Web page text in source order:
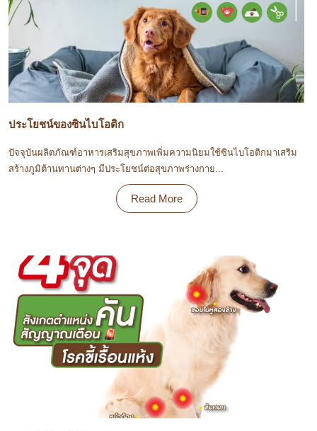
ประโยชน์ของซินไบโอติก
ปัจจุบันผลิตภัณฑ์อาหารเสริมสุขภาพเพิ่มความนิยมใช้ซินไบโอติกมาเสริม
สร้างภูมิต้านทานต่างๆ มีประโยชน์ต่อสุขภาพร่างกาย...
Read More